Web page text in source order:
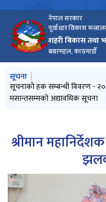
नेपाल सरकार
पूर्वाधार विकास
शहरी बिकास तथा
बबरमहल, काठमाडौँ
मुख्य नेभिगेसनमा जानुहोस्
सूचना
Pre-bid Querries सम्बन्धि
सूचनाको हक सम्बन्धी विवरण -
मसान्तसम्मको अद्यावधिक सूचना
प्रस्ताव स्वीकृतिको आशयपत्र
आर्थिक प्रस्ताव खोल्न आउने बारे
Re-invitation for sealed
Electronic Equipment
श्रीमान